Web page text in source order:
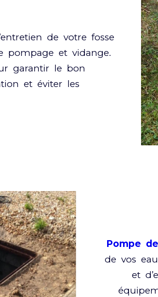
de votre fosse
pompage et vidange.
garantir le bon
et éviter les
Pompe
de vos
et